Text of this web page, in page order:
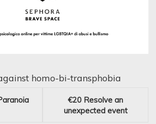
homo-bi-transphobia
€20 Resolve an
unexpected event